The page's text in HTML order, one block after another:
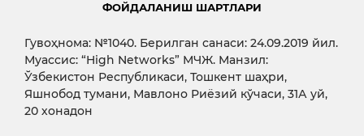
ФОЙДАЛАНИШ ШАРТЛАРИ
Гувоҳнома: №1040. Берилган санаси: 24.09.2019 йил.
Муассис: “High Networks” МЧЖ. Манзил:
Ўзбекистон Республикаси, Тошкент шаҳри,
Яшнобод тумани, Мавлоно Риёзий кўчаси, 31А уй,
20 хонадон